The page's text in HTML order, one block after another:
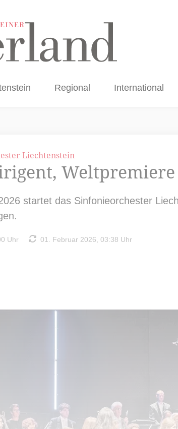
Regional International
Liechtenstein
startet das Sinfonieorchester
Uhr 01. Februar 2026, 03:38 Uhr